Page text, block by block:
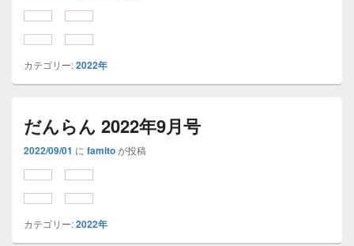
カテゴリー:2022年
だんらん 2022年9月号
2022/09/01 に famitoが投稿
カテゴリー:2022年